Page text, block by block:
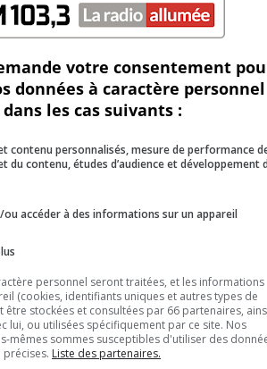
afin de fermer deux parcs à
voisins des parcs.
ainsi que sur la rue Pierre-
à changer de vocation, pour de
votre consentement
données à caractère personnel
dans les cas suivants :
contenu personnalisés, mesure de performance
du contenu, études d’audience et développement
accéder à des informations sur un appareil
personnel seront traitées, et les informations
(cookies, identifiants uniques et autres types de
être stockées et consultées par 66 partenaires,
lui, ou utilisées spécifiquement par ce site. Nos
mêmes sommes susceptibles d'utiliser des
Liste des partenaires.